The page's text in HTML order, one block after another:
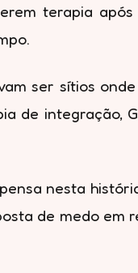
terapia
ser sítios
de
nesta
de medo